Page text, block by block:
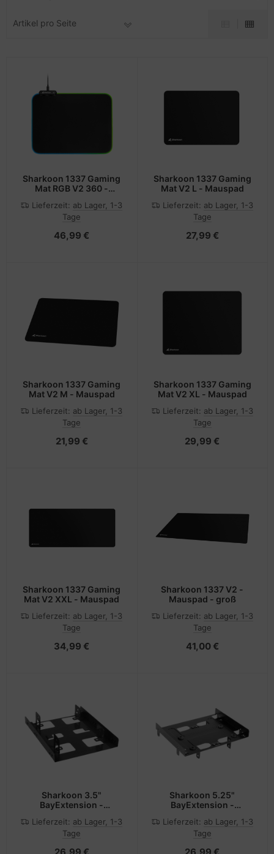
Artikel pro Seite
Sharkoon 1337 Gaming
Mat RGB V2 360 -
Lieferzeit: ab Lager, 1-3
Tage
46,99 €
Sharkoon 1337 Gaming
Mat V2 L - Mauspad
Lieferzeit: ab Lager, 1-3
Tage
27,99 €
Sharkoon 1337 Gaming
Mat V2 M - Mauspad
Lieferzeit: ab Lager, 1-3
Tage
21,99 €
Sharkoon 1337 Gaming
Mat V2 XL - Mauspad
Lieferzeit: ab Lager, 1-3
Tage
29,99 €
Sharkoon 1337 Gaming
Mat V2 XXL - Mauspad
Lieferzeit: ab Lager, 1-3
Tage
34,99 €
Sharkoon 1337 V2 -
Mauspad - groß
Lieferzeit: ab Lager, 1-3
Tage
41,00 €
Sharkoon 3.5"
BayExtension -
- 3.5" to 2 x 2.5" (8,9 cm
bis 2 x 6,4 cm)
Lieferzeit: ab Lager, 1-3
Tage
Sharkoon 5.25"
BayExtension -
- 5,25" bis 3,5" / 2,5"
(13,3 cm bis 8,9/6,4 cm)
Lieferzeit: ab Lager, 1-3
Tage
& Video
Mobiltelefone
& Festplatten
Mainboards
Modding
Netzwerkgeräte
& Tragebehältnisse
Tinten Minen